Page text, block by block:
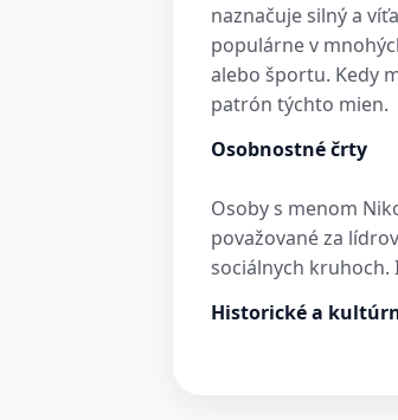
naznačuje silný a
populárne v
alebo športu. Kedy
patrón týchto mien.
Osobnostné črty
Osoby s menom
považované za
sociálnych kruhoch.
Historické a